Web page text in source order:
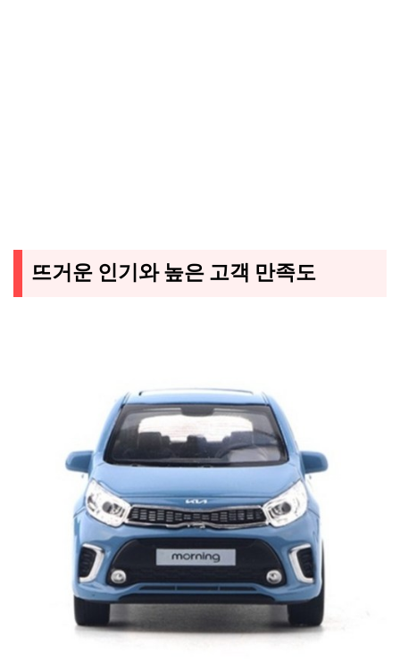
뜨거운 인기와 높은 고객 만족도